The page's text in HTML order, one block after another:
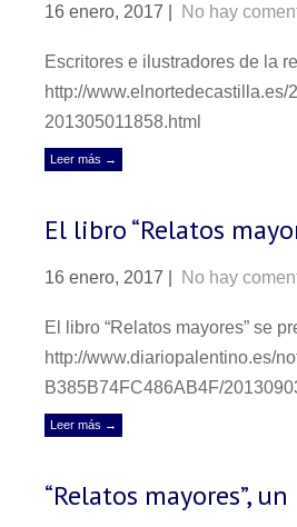
16 enero, 2017 No hay
Escritores e ilustradores de la
http://
201305011858.html
Leer más →
El libro “Relatos
16 enero, 2017 No hay
El libro “Relatos mayores” se
http://www.diariopalentino.es/
B385B74FC486AB4F/
Leer más →
“Relatos mayores”,